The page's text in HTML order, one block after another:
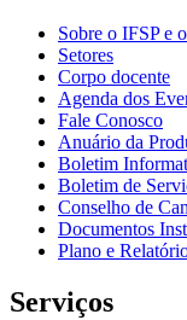
Sobre o IFSP e
Setores
Corpo docente
Agenda dos
Fale Conosco
Anuário da
Boletim
Boletim de
Conselho de
Documentos
Plano e
Serviços